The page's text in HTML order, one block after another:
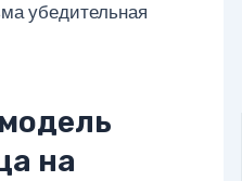
убедительная
на